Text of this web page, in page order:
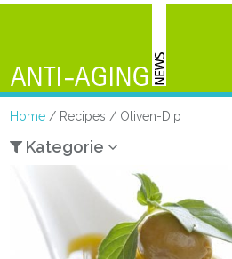
Home / Recipes / Oliven-Dip
Kategorie